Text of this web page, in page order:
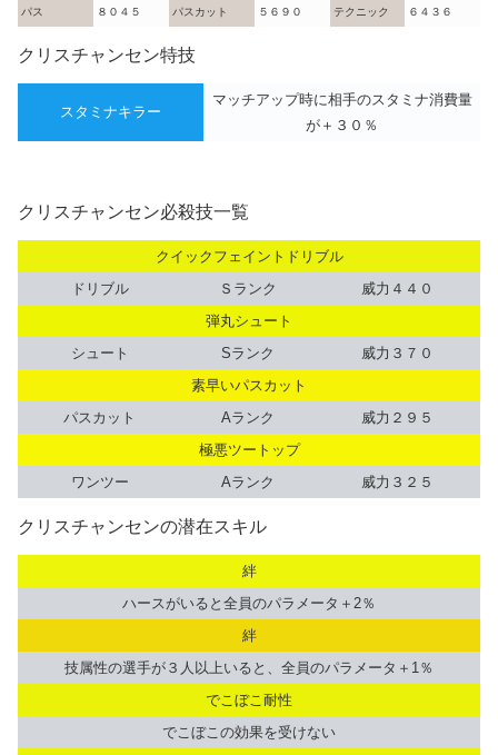
パス ８０４５ パスカット ５６９０ テクニック ６４３６
クリスチャンセン特技
スタミナキラー
マッチアップ時に相手のスタミナ消費量
が＋３０％
クリスチャンセン必殺技一覧
クイックフェイントドリブル
ドリブル
Ｓランク
威力４４０
弾丸シュート
シュート
Sランク
威力３７０
素早いパスカット
パスカット
Aランク
威力２９５
極悪ツートップ
ワンツー
Aランク 威力３２５
クリスチャンセンの潜在スキル
絆
ハースがいると全員のパラメータ＋2％
絆
技属性の選手が３人以上いると、全員のパラメータ＋1％
でこぼこ耐性
でこぼこの効果を受けない